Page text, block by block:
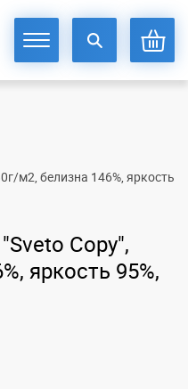
м2, белизна 146%, яркость
Copy",
яркость 95%,